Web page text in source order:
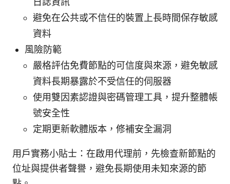
避免在公共或不信任的裝置上長時間保存敏感
資料
風險防範
嚴格評估免費節點的可信度與來源，避免敏感
資料長期暴露於不受信任的伺服器
使用雙因素認證與密碼管理工具，提升整體帳
號安全性
定期更新軟體版本，修補安全漏洞
用戶實務小貼士：在啟用代理前，先檢查新節點的
位址與提供者聲譽，避免長期使用未知來源的節